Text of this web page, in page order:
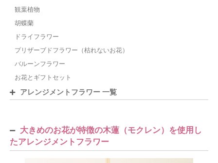
観葉植物
胡蝶蘭
ドライフラワー
プリザーブドフラワー（枯れないお花）
バルーンフラワー
お花とギフトセット
アレンジメントフラワー 一覧
大きめのお花が特徴の木蓮（モクレン）を使用し
たアレンジメントフラワー